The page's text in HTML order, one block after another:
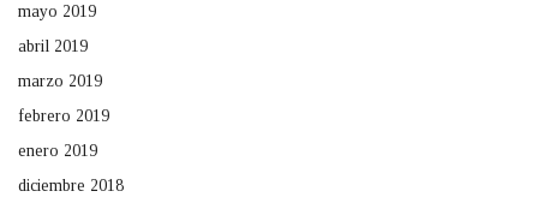
mayo 2019
abril 2019
marzo 2019
febrero 2019
enero 2019
diciembre 2018